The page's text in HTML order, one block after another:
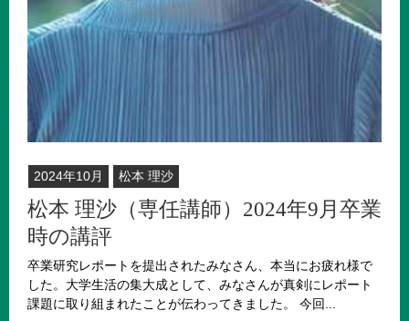
2024年10月 松本 理沙
松本 理沙（専任講師）2024年9月卒業
時の講評
卒業研究レポートを提出されたみなさん、本当にお疲れ様で
した。大学生活の集大成として、みなさんが真剣にレポート
課題に取り組まれたことが伝わってきました。 今回...